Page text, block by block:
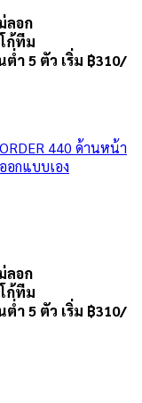
ลอก
ก้ทีม
ต่ำ 5 ตัว เริ่ม ฿310/
อกแบบเอง
ลอก
ก้ทีม
ต่ำ 5 ตัว เริ่ม ฿310/